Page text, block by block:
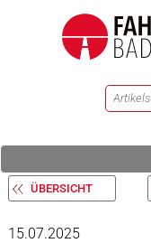
ÜBERSICHT
15.07.2025